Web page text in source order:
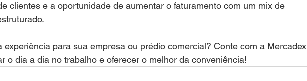
clientes e a oportunidade de aumentar o faturamento com um mix de
experiência para sua empresa ou prédio comercial? Conte com a Mercadex
o dia a dia no trabalho e oferecer o melhor da conveniência!